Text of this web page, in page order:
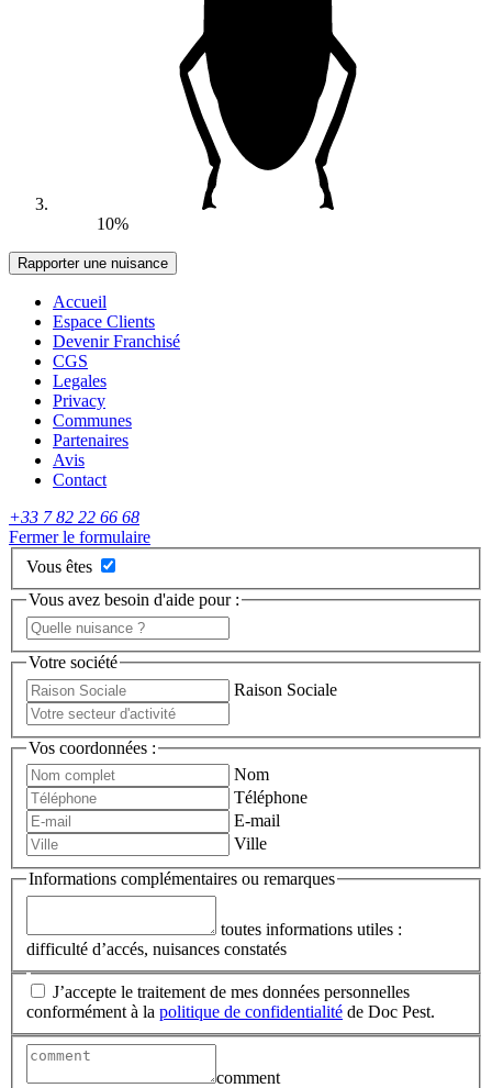
10%
Accueil
Espace Clients
Devenir Franchisé
CGS
Legales
Privacy
Communes
Partenaires
Avis
Contact
+33 7 82 22 66 68
Fermer le formulaire
Vous êtes
Vous avez besoin d'aide pour :
Votre société
Raison Sociale
Vos coordonnées :
Nom
Téléphone
E-mail
Ville
Informations complémentaires ou remarques
toutes informations utiles :
difficulté d’accés, nuisances constatés
J’accepte le traitement de mes données personnelles
conformément à la politique de confidentialité de Doc Pest.
comment